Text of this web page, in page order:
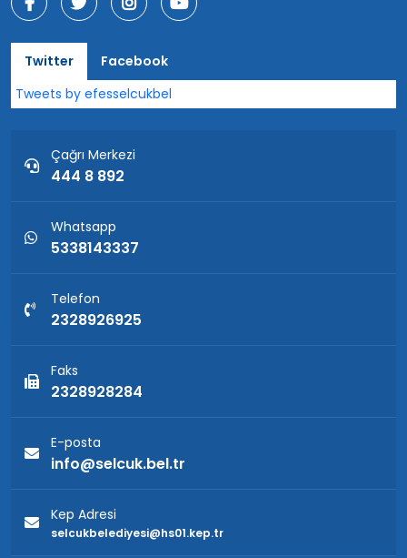
Twitter
Facebook
Tweets by efesselcukbel
Çağrı Merkezi
444 8 892
Whatsapp
5338143337
Telefon
2328926925
Faks
2328928284
E-posta
info@selcuk.bel.tr
Kep Adresi
selcukbelediyesi@hs01.kep.tr